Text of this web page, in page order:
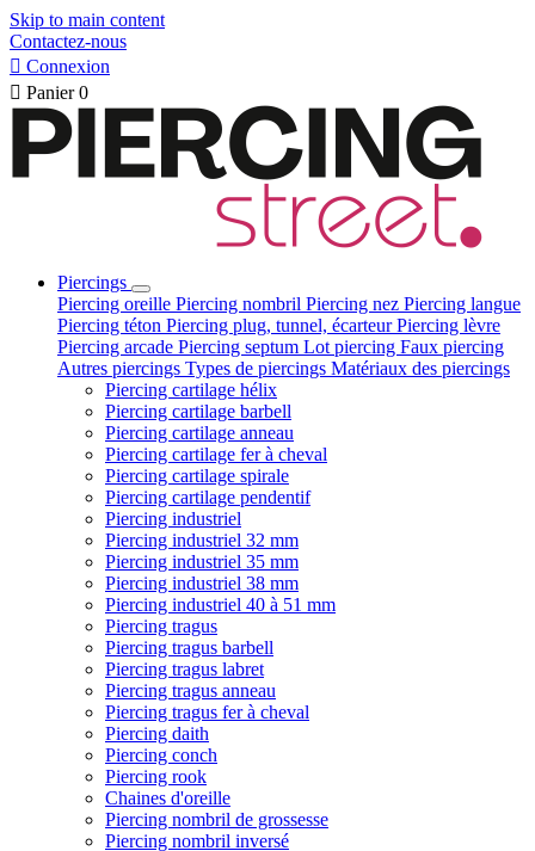
Skip to main content
Contactez-nous
 Connexion
 Panier 0
Piercings
Piercing oreille Piercing nombril Piercing nez Piercing langue
Piercing téton Piercing plug, tunnel, écarteurPiercing lèvre
Piercing arcade Piercing septum Lot piercing Faux piercing
Autres piercings Types de piercings Matériaux des piercings
Piercing cartilage hélix
Piercing cartilage barbell
Piercing cartilage anneau
Piercing cartilage fer à cheval
Piercing cartilage spirale
Piercing cartilage pendentif
Piercing industriel
Piercing industriel 32 mm
Piercing industriel 35 mm
Piercing industriel 38 mm
Piercing industriel 40 à 51 mm
Piercing tragus
Piercing tragus barbell
Piercing tragus labret
Piercing tragus anneau
Piercing tragus fer à cheval
Piercing daith
Piercing conch
Piercing rook
Chaines d'oreille
Piercing nombril de grossesse
Piercing nombril inversé